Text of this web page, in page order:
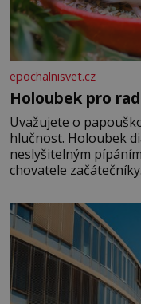
epochalnisvet.cz
Holoubek pro
Uvažujete o
hlučnost. Holoubek
neslyšitelným
chovatele
času tráví na zemi,
domovinou je
pobřežní oblasti.